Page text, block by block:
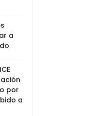
a
por
a